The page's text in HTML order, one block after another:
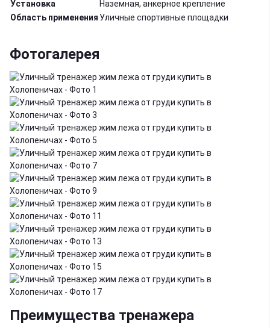
Установка
Наземная, анкерное крепление
Область применения Уличные спортивные площадки
Фотогалерея
Преимущества тренажера